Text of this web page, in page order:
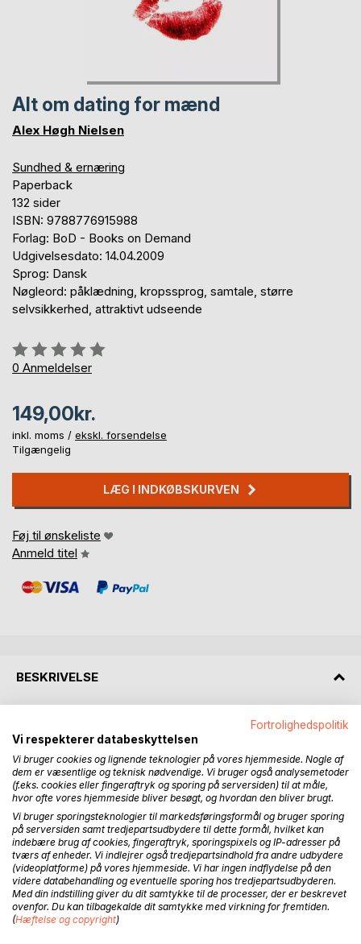
Alt om dating for mænd
Alex Høgh Nielsen
Sundhed & ernæring
Paperback
132 sider
ISBN: 9788776915988
Forlag: BoD - Books on Demand
Udgivelsesdato: 14.04.2009
Sprog: Dansk
Nøgleord: påklædning, kropssprog, samtale, større
selvsikkerhed, attraktivt udseende
Anmeldelse::
0%
0 Anmeldelser
149,00kr.
inkl. moms / ekskl. forsendelse
Tilgængelig
LÆG I INDKØBSKURVEN
Føj til ønskeliste
Anmeld titel
BESKRIVELSE
Alt om dating for mænd går direkte til sagen med fakta og
løsninger på problemer, der vedrører alle former for dating,
fra påklædning til at aflæse kropssprog, samtale og at
gennemføre perfekte dates. Du får masser af tips og gode
råd, som giver dig større selvsikkerhed, et mere attraktivt
udseende og en helt ny udstråling. Denne bog er for
mænd, som ønsker en grundlæggende viden om, hvordan
du får en hyggelig aften med din date.
Bogen er for dig
Som er ny i det at søge en partner, og har mange
spørgsmål til,
hvad man kan gøre.
Fortrolighedspolitik
Vi respekterer databeskyttelsen
Vi bruger cookies og lignende teknologier på vores hjemmeside. Nogle af
dem er væsentlige og teknisk nødvendige. Vi bruger også analysemetoder
(f.eks. cookies eller fingeraftryk og sporing på serversiden) til at måle,
hvor ofte vores hjemmeside bliver besøgt, og hvordan den bliver brugt.
Vi bruger sporingsteknologier til markedsføringsformål og bruger sporing
på serversiden samt tredjepartsudbydere til dette formål, hvilket kan
indebære brug af cookies, fingeraftryk, sporingspixels og IP-adresser på
tværs af enheder. Vi indlejrer også tredjepartsindhold fra andre udbydere
(videoplatforme) på vores hjemmeside. Vi har ingen indflydelse på den
videre databehandling og eventuelle sporing hos tredjepartsudbyderen.
Med din indstilling giver du dit samtykke til de processer, der er beskrevet
ovenfor. Du kan tilbagekalde dit samtykke med virkning for fremtiden.
(Hæftelse og copyright)